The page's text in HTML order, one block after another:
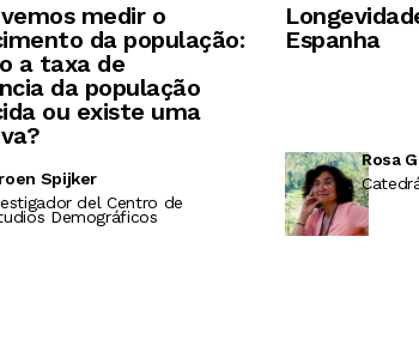
medir o
da população:
a taxa de
da população
ou existe uma
Spijker
del Centro de
Demográficos
Espanha
Rosa